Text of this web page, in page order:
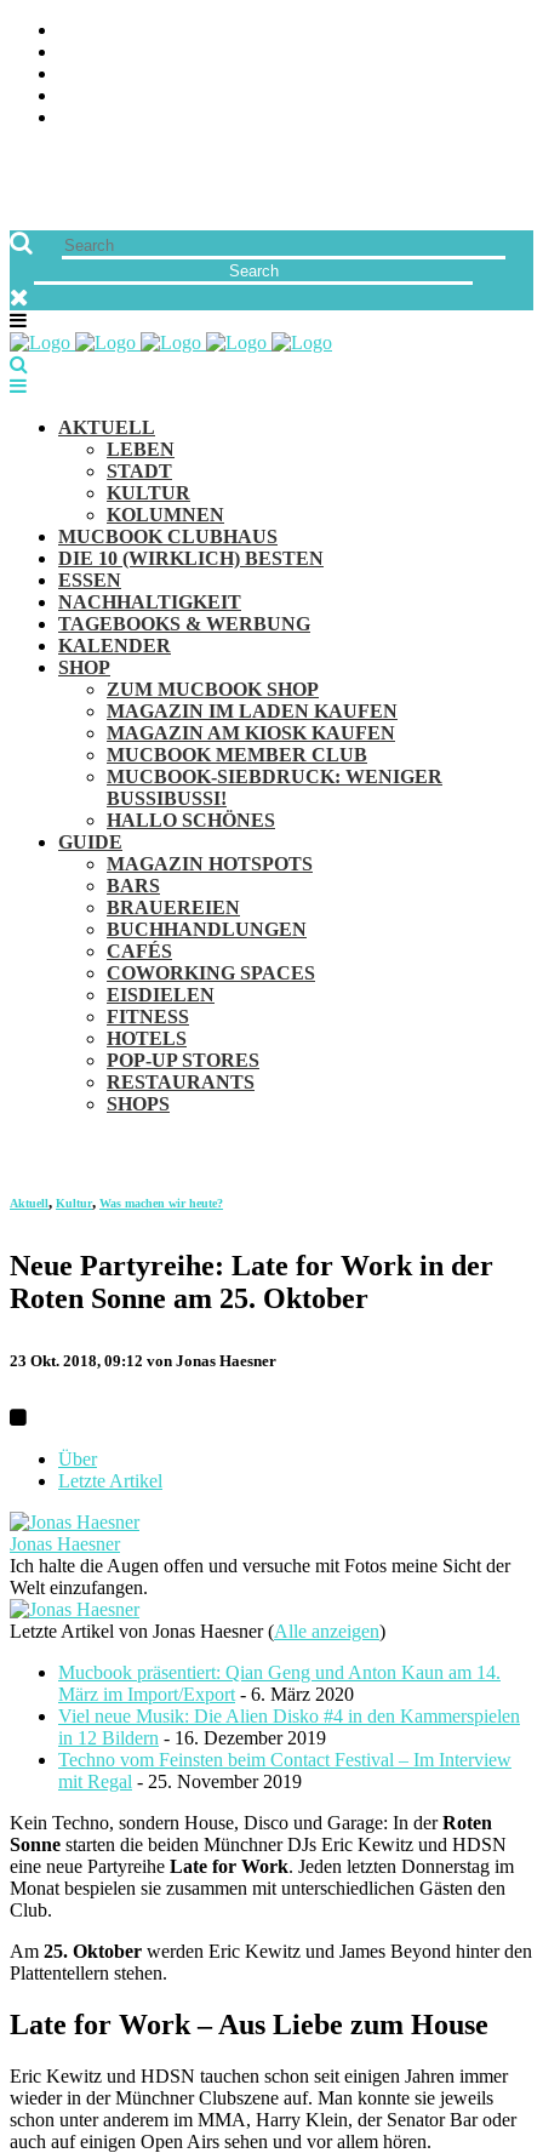
AKTUELL
LEBEN
STADT
KULTUR
KOLUMNEN
MUCBOOK CLUBHAUS
DIE 10 (WIRKLICH) BESTEN
ESSEN
NACHHALTIGKEIT
TAGEBOOKS & WERBUNG
KALENDER
SHOP
ZUM MUCBOOK SHOP
MAGAZIN IM LADEN KAUFEN
MAGAZIN AM KIOSK KAUFEN
MUCBOOK MEMBER CLUB
MUCBOOK-SIEBDRUCK: WENIGER
BUSSIBUSSI!
HALLO SCHÖNES
GUIDE
MAGAZIN HOTSPOTS
BARS
BRAUEREIEN
BUCHHANDLUNGEN
CAFÉS
COWORKING SPACES
EISDIELEN
FITNESS
HOTELS
POP-UP STORES
RESTAURANTS
SHOPS
Aktuell, Kultur, Was machen wir heute?
Neue Partyreihe: Late for Work in der
Roten Sonne am 25. Oktober
23 Okt. 2018, 09:12 von Jonas Haesner
Über
Letzte Artikel
Jonas Haesner
Ich halte die Augen offen und versuche mit Fotos meine Sicht der
Welt einzufangen.
Letzte Artikel von Jonas Haesner(Alle anzeigen)
Mucbook präsentiert: Qian Geng und Anton Kaun am 14.
März im Import/Export - 6. März 2020
Viel neue Musik: Die Alien Disko #4 in den Kammerspielen
in 12 Bildern - 16. Dezember 2019
Techno vom Feinsten beim Contact Festival – Im Interview
mit Regal - 25. November 2019
Kein Techno, sondern House, Disco und Garage: In derRoten
Sonne starten die beiden Münchner DJs Eric Kewitz und HDSN
eine neue Partyreihe Late for Work. Jeden letzten Donnerstag im
Monat bespielen sie zusammen mit unterschiedlichen Gästen den
Club.
Am 25. Oktober werden Eric Kewitz und James Beyond hinter den
Plattentellern stehen.
Late for Work – Aus Liebe zum House
Eric Kewitz und HDSN tauchen schon seit einigen Jahren immer
wieder in der Münchner Clubszene auf. Man konnte sie jeweils
schon unter anderem im MMA, Harry Klein, der Senator Bar oder
auch auf einigen Open Airs sehen und vor allem hören.